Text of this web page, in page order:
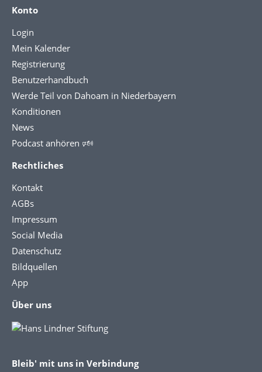
Konto
Login
Mein Kalender
Registrierung
Benutzerhandbuch
Werde Teil von Dahoam in Niederbayern
Konditionen
News
Podcast anhören 🕬
Rechtliches
Kontakt
AGBs
Impressum
Social Media
Datenschutz
Bildquellen
App
Über uns
Bleib' mit uns in Verbindung